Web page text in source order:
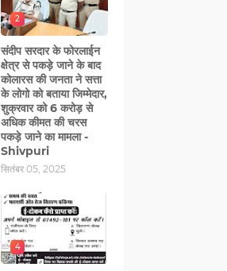
2
संदीप सरदार के फोरलाईन
क्षेत्र से पकड़े जाने के बाद
कोलारस की जनता ने सत्ता
के लोगो को बताया जिम्मेदार,
शुक्रवार को 6 करोड़ से
अधिक कीमत की चरस
पकड़े जाने का मामला -
Shivpuri
सितंबर 05, 2025
4